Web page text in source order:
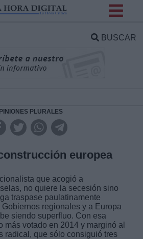
BUSCAR
PLURALES
europea
que acogió a
no quiere la secesión sino
traspase paulatinamente
regionales y a Europa
siendo superfluo. Con esa
más votado en 2014 y marginó al
radical, que sólo consiguió tres